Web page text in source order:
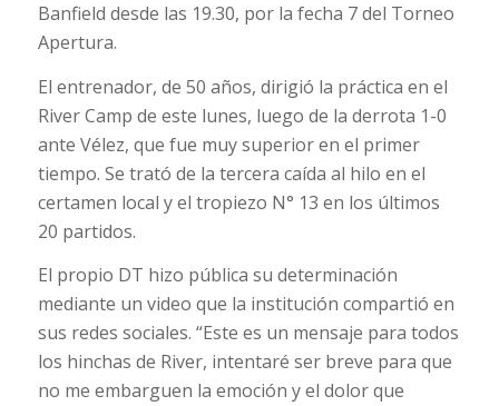
Banfield desde las 19.30, por la fecha 7 del Torneo
Apertura.
El entrenador, de 50 años, dirigió la práctica en el
River Camp de este lunes, luego de la derrota 1-0
ante Vélez, que fue muy superior en el primer
tiempo. Se trató de la tercera caída al hilo en el
certamen local y el tropiezo N° 13 en los últimos
20 partidos.
El propio DT hizo pública su determinación
mediante un video que la institución compartió en
sus redes sociales. “Este es un mensaje para todos
los hinchas de River, intentaré ser breve para que
no me embarguen la emoción y el dolor que